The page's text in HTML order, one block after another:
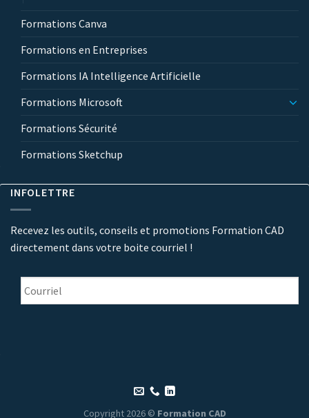
Formations Canva
Formations en Entreprises
Formations IA Intelligence Artificielle
Formations Microsoft
Formations Sécurité
Formations Sketchup
INFOLETTRE
Recevez les outils, conseils et promotions Formation CAD
directement dans votre boite courriel !
Courriel *
Copyright 2026 © Formation CAD